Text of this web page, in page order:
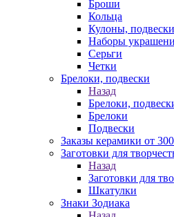
Броши
Кольца
Кулоны, подвески
Наборы
Серьги
Четки
Брелоки, подвески
Назад
Брелоки,
Брелоки
Подвески
Заказы керамики от
Заготовки для
Назад
Заготовки для
Шкатулки
Знаки Зодиака